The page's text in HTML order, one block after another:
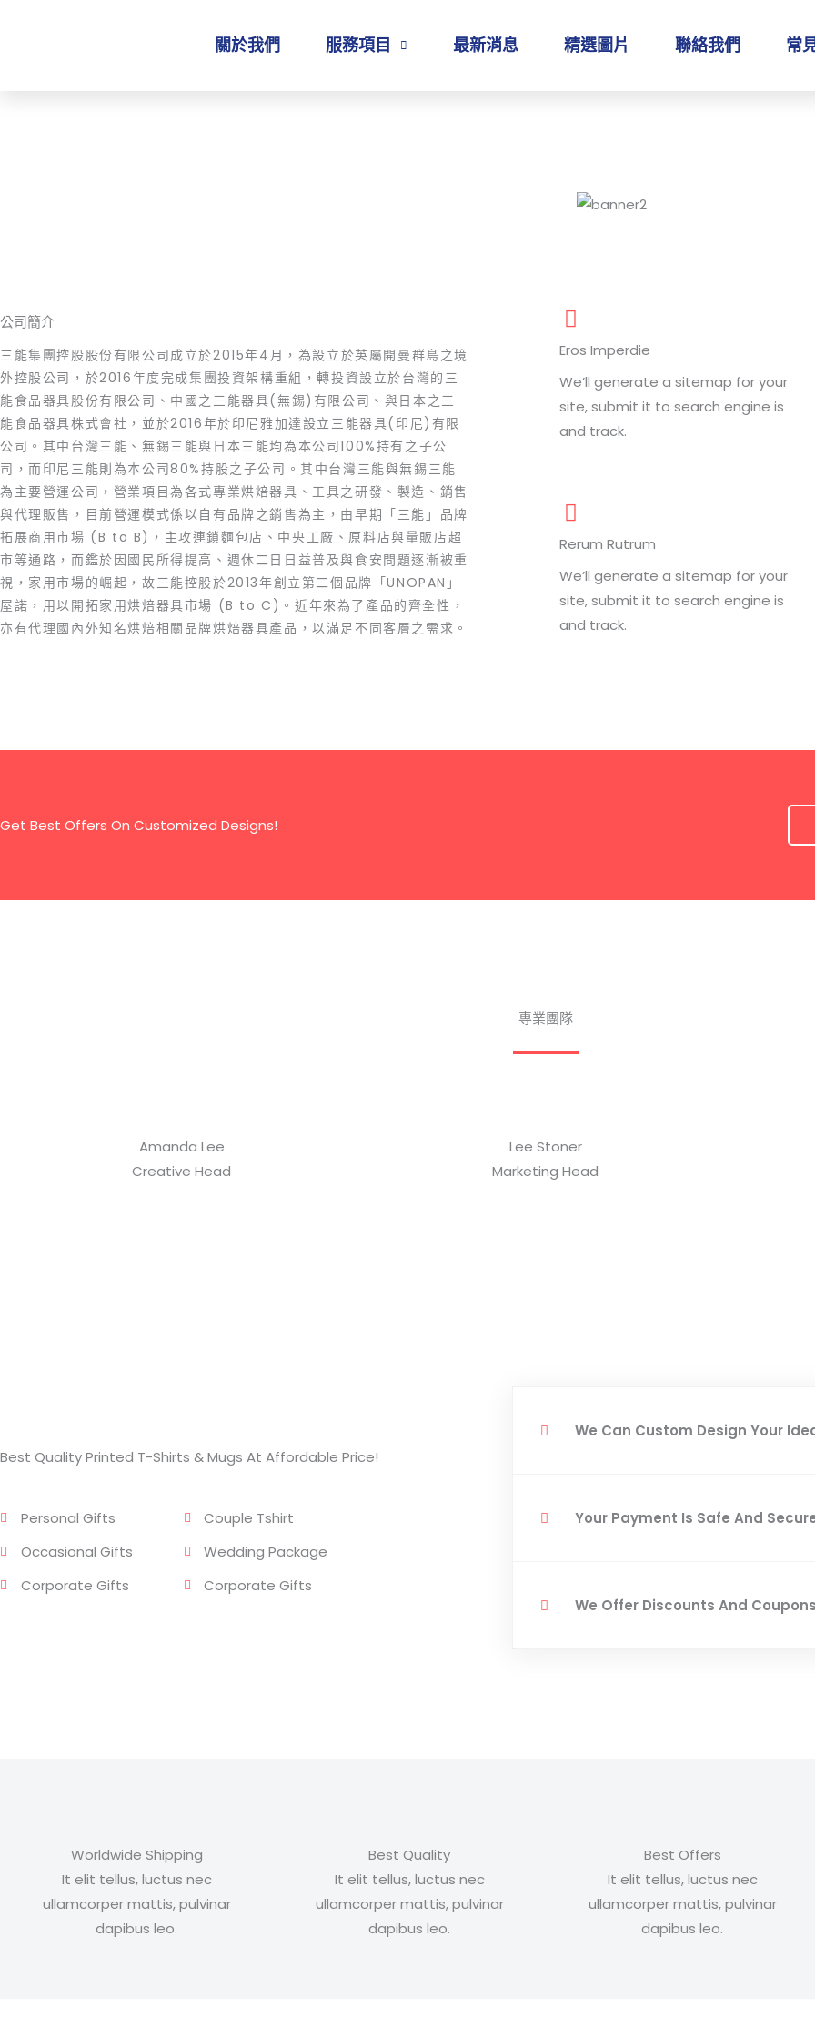
關於我們 服務項目 最新消息 精選圖片 聯絡我們 常
公司簡介
三能集團控股股份有限公司成立於2015年4月，為設立於英屬開曼群島之境
外控股公司，於2016年度完成集團投資架構重組，轉投資設立於台灣的三
能食品器具股份有限公司、中國之三能器具(無錫)有限公司、與日本之三
能食品器具株式會社，並於2016年於印尼雅加達設立三能器具(印尼)有限
公司。其中台灣三能、無錫三能與日本三能均為本公司100%持有之子公
司，而印尼三能則為本公司80%持股之子公司。其中台灣三能與無錫三能
為主要營運公司，營業項目為各式專業烘焙器具、工具之研發、製造、銷售
與代理販售，目前營運模式係以自有品牌之銷售為主，由早期「三能」品牌
拓展商用市場 (B to B)，主攻連鎖麵包店、中央工廠、原料店與量販店超
市等通路，而鑑於因國民所得提高、週休二日日益普及與食安問題逐漸被重
視，家用市場的崛起，故三能控股於2013年創立第二個品牌「UNOPAN」
屋諾，用以開拓家用烘焙器具市場 (B to C)。近年來為了產品的齊全性，
亦有代理國內外知名烘焙相關品牌烘焙器具產品，以滿足不同客層之需求。
Eros Imperdie
We’ll generate a sitemap for your
site, submit it to search engine is
and track.
Rerum Rutrum
We’ll generate a sitemap for your
site, submit it to search engine is
and track.
Get Best Offers On Customized Designs!
專業團隊
Amanda Lee
Creative Head
Lee Stoner
Marketing Head
Best Quality Printed T-Shirts & Mugs At Affordable Price!
Personal Gifts
Occasional Gifts
Corporate Gifts
Couple Tshirt
Wedding Package
Corporate Gifts
We Can Custom Design Your
Your Payment Is Safe And
We Offer Discounts And Coupons
Worldwide Shipping
It elit tellus, luctus nec
ullamcorper mattis, pulvinar
dapibus leo.
Best Quality
It elit tellus, luctus nec
ullamcorper mattis, pulvinar
dapibus leo.
Best Offers
It elit tellus, luctus nec
ullamcorper mattis, pulvinar
dapibus leo.